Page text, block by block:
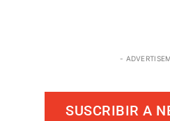
-
SUSCRIBIR A